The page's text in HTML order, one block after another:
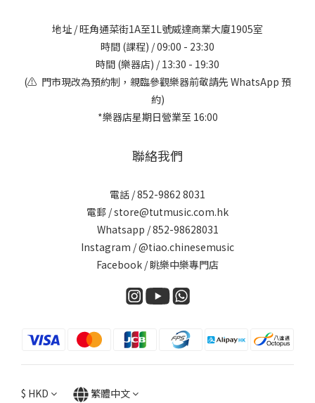
地址 / 旺角通菜街1A至1L號威達商業大廈1905室
時間 (課程) / 09:00 - 23:30
時間 (樂器店) / 13:30 - 19:30
(⚠️ 門市現改為預約制，親臨參觀樂器前敬請先 WhatsApp 預
約)
*樂器店星期日營業至 16:00
聯絡我們
電話 / 852-9862 8031
電郵 / store@tutmusic.com.hk
Whatsapp /852-98628031
Instagram / @tiao.chinesemusic
Facebook / 眺樂中樂專門店
$ HKD 繁體中文